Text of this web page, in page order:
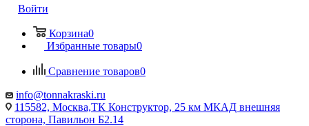
Войти
Корзина0
Избранные товары0
Сравнение товаров0
info@tonnakraski.ru
115582, Москва,ТК Конструктор, 25 км МКАД внешняя
сторона, Павильон Б2.14